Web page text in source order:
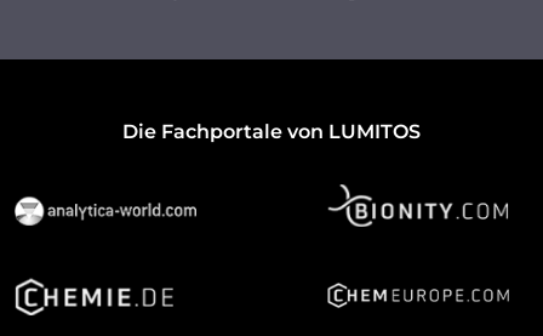
Die Fachportale von LUMITOS